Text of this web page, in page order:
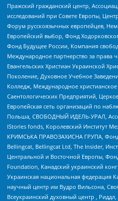
Пражский гражданский центр,
исследований при Совете Европы,
Форум русскоязычных европейцев,
Европейский выбор, Фонд
Фонд Будущее России, Компания
Международное партнерство за права
Евангельских Христиан Украинской
Поколение, Духовное Учебное
Колледж, Международное
Саентологических Предприятий,
Европейская сеть организаций по
Польша, СВОБОДНЫЙ ИДЕЛЬ-УРАЛ,
IStories fonds, Королевский Институт
КРИМСЬКА ПРАВОЗАХИСНА ГРУПА, Фонд
Bellingcat, Bellingcat Ltd, The Insider,
Центральной и Восточной Европы,
Foundation, Канадский украинский
Украинская национальная федерация
научный центр им Вудро Вильсона,
Всеукраинский духовный центр ,